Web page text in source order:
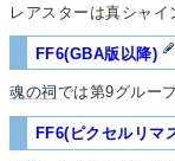
レアスターは真シャ
FF6(GBA版以降)
魂の祠 では第9グルー
FF6(ピクセルリマ